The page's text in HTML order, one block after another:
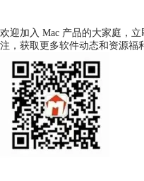
欢迎加入 Mac 产品的大家庭，立
注，获取更多软件动态和资源福